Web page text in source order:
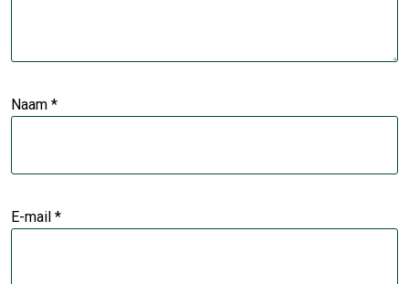
Naam *
E-mail *